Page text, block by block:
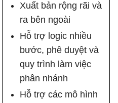
Xuất bản rộng rãi và
ra bên ngoài
Hỗ ​​trợ logic nhiều
bước, phê duyệt và
quy trình làm việc
phân nhánh
Hỗ trợ các mô hình